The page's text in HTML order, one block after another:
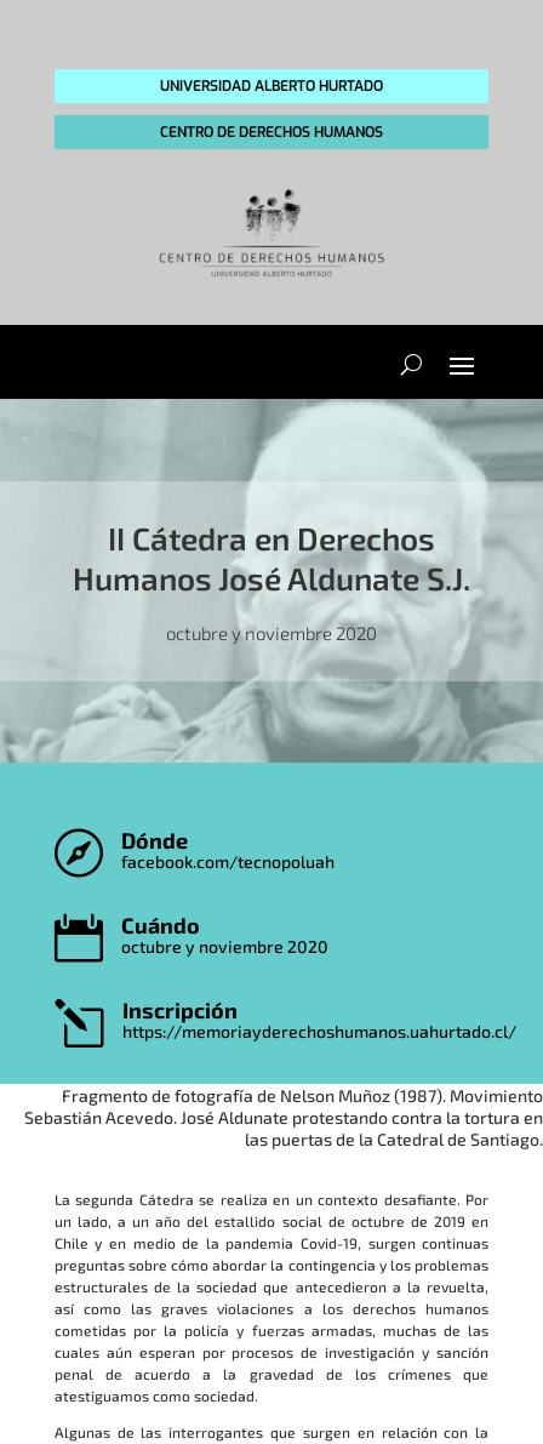
UNIVERSIDAD ALBERTO HURTADO
CENTRO DE DERECHOS HUMANOS
II Cátedra en Derechos
Humanos José Aldunate S.J.
octubre y noviembre 2020
 Dónde
facebook.com/tecnopoluah
 Cuándo
octubre y noviembre 2020
l Inscripción
https://memoriayderechoshumanos.uahurtado.cl/
Fragmento de fotografía de Nelson Muñoz (1987). Movimiento
Sebastián Acevedo. José Aldunate protestando contra la tortura en
las puertas de la Catedral de Santiago.
La segunda Cátedra se realiza en un contexto desafiante. Por
un lado, a un año del estallido social de octubre de 2019 en
Chile y en medio de la pandemia Covid-19, surgen continuas
preguntas sobre cómo abordar la contingencia y los problemas
estructurales de la sociedad que antecedieron a la revuelta,
así como las graves violaciones a los derechos humanos
cometidas por la policía y fuerzas armadas, muchas de las
cuales aún esperan por procesos de investigación y sanción
penal de acuerdo a la gravedad de los crímenes que
atestiguamos como sociedad.
Algunas de las interrogantes que surgen en relación con la